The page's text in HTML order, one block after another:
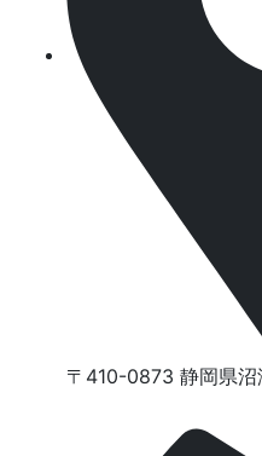
〒410-0873 静岡県